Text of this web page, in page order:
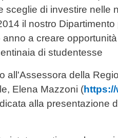
sceglie di investire nelle
il nostro
a creare
di studentesse
all'Assessora della
Elena Mazzoni (
alla presentazione